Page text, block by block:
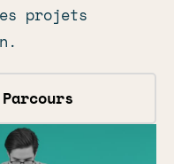
projets